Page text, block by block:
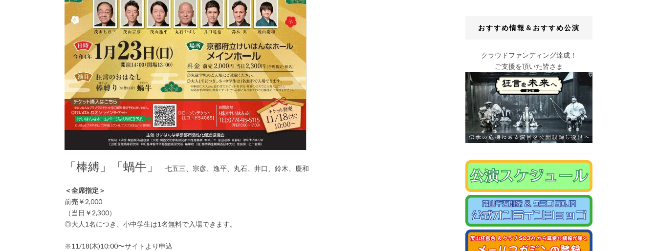
「棒縛」「蝸牛」 七五三、宗彦、逸平、丸石、井口、鈴木、慶和
＜全席指定＞
前売￥2,000
（当日￥2,300）
◎大人1名につき、小中学生は1名無料で入場できます。
※11/18(木)10:00〜サイトより申込
おすすめ情報＆おすすめ公演
クラウドファンディング達成！
ご支援を頂いた皆さま